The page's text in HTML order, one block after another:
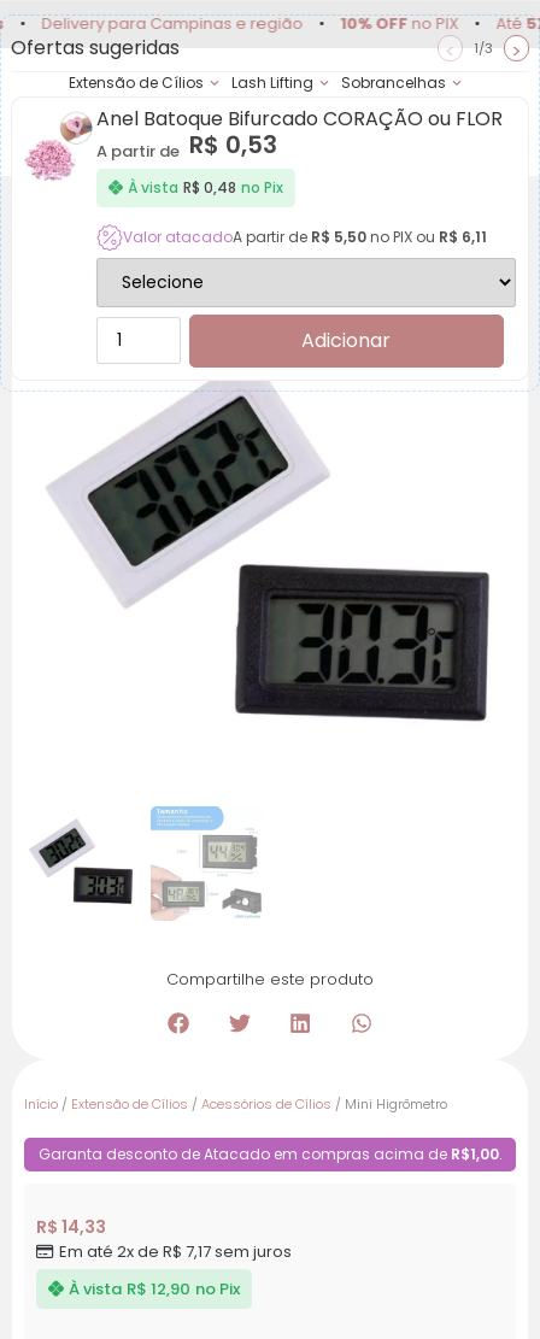
para Campinas e região • 10% OFFno PIX • Até5X sem
Extensão de Cílios Lash Lifting Sobrancelhas
Achadinhos Minha
Mini Higrômetro
Compartilhe este produto
Início / Extensão de Cílios / Acessórios de Cílios / Mini Higrômetro
Garanta desconto de Atacado em compras acima de R$1,00.
R$ 14,33
Em até 2x de R$ 7,17sem juros
À vista R$ 12,90 no Pix
Ofertas sugeridas < 1/3 >
Anel Batoque Bifurcado CORAÇÃO ou FLOR
A partir de R$ 0,53
À vista R$ 0,48 no Pix
Valor atacadoA partir de R$ 5,50no PIX ou R$ 6,11
Adicionar